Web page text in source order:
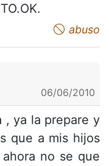
abuso
06/06/2010
, ya la prepare y
que a mis hijos
no se que